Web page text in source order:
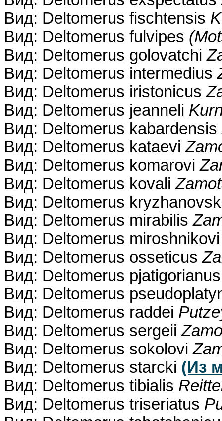
Вид: Deltomerus fischtensis
Вид: Deltomerus fulvipes
Вид: Deltomerus golovatchi
Вид: Deltomerus intermedius
Вид: Deltomerus iristonicus
Вид: Deltomerus jeanneli
Вид: Deltomerus kabardensis
Вид: Deltomerus kataevi
Вид: Deltomerus komarovi
Вид: Deltomerus kovali
Вид: Deltomerus
Вид: Deltomerus mirabilis
Вид: Deltomerus
Вид: Deltomerus osseticus
Вид: Deltomerus
Вид: Deltomerus
Вид: Deltomerus raddei
Вид: Deltomerus sergeii
Вид: Deltomerus sokolovi
Вид: Deltomerus starcki (Из
Вид: Deltomerus tibialis
Вид: Deltomerus triseriatus